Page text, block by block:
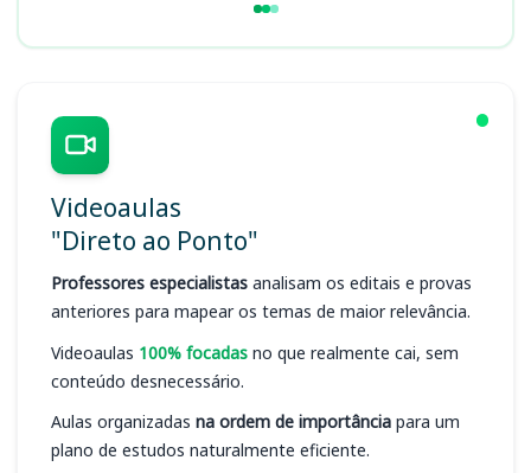
Videoaulas
"Direto ao Ponto"
Professores especialistas analisam os editais e provas
anteriores para mapear os temas de maior relevância.
Videoaulas 100% focadas no que realmente cai, sem
conteúdo desnecessário.
Aulas organizadas na ordem de importância para um
plano de estudos naturalmente eficiente.